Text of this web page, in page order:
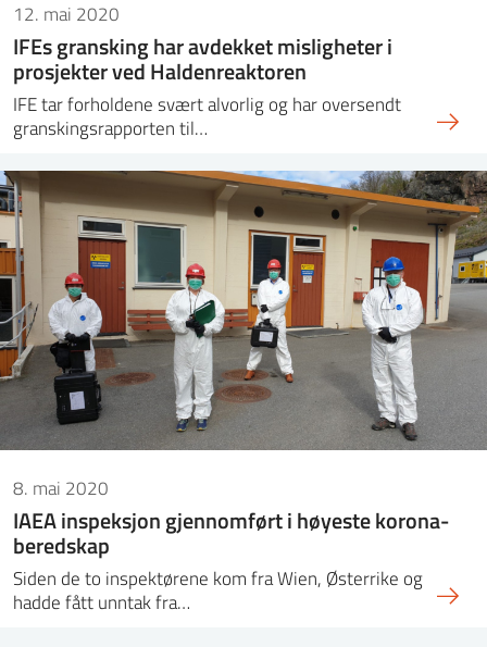
12. mai 2020
IFEs gransking har avdekket misligheter i
prosjekter ved Haldenreaktoren
IFE tar forholdene svært alvorlig og har oversendt
granskingsrapporten til…
8. mai 2020
IAEA inspeksjon gjennomført i høyeste korona-
beredskap
Siden de to inspektørene kom fra Wien, Østerrike og
hadde fått unntak fra…